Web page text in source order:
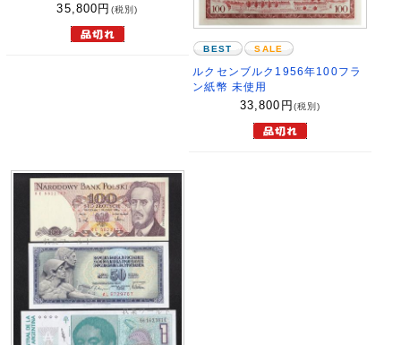
35,800 円 (税別)
BEST SALE
ルクセンブルク1956年100フラ
ン紙幣 未使用
33,800 円 (税別)